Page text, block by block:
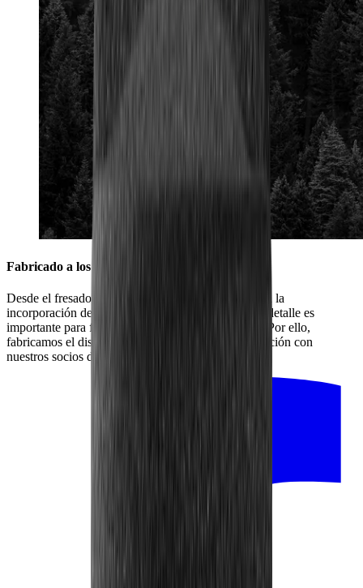
Fabricado a los pies de la Selva Negra
Desde el fresado del disco de acero inoxidable hasta la
incorporación del recubrimiento de diamante: cada detalle es
importante para fabricar el mejor producto posible. Por ello,
fabricamos el disco de diamante grueso en colaboración con
nuestros socios de la región.